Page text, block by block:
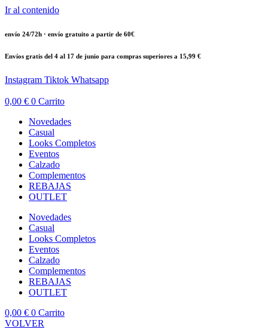
Ir al contenido
envío 24/72h · envío gratuito a partir de 60€
Envíos gratis del 4 al 17 de junio para compras superiores a 15,99 €
Instagram Tiktok Whatsapp
0,00 € 0 Carrito
Novedades
Casual
Looks Completos
Eventos
Calzado
Complementos
REBAJAS
OUTLET
Novedades
Casual
Looks Completos
Eventos
Calzado
Complementos
REBAJAS
OUTLET
0,00 € 0 Carrito
VOLVER